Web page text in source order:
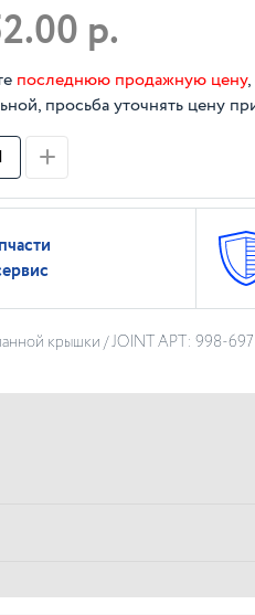
р.
последнюю продажную цену
просьба уточнять цену
крышки / JOINT АРТ: 998-697